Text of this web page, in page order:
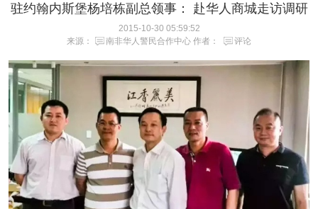
驻约翰内斯堡杨培栋副总领事： 赴华人商城走访调研
2015-10-30 05:59:52
来源：
南非华人警民合作中心 作者： 评论